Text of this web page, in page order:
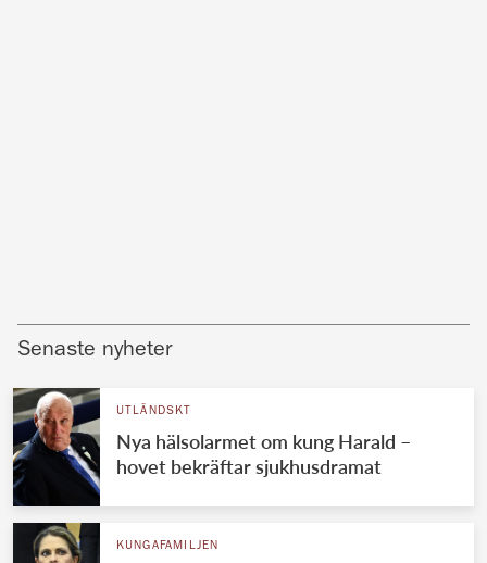
Senaste nyheter
UTLÄNDSKT
Nya hälsolarmet om kung Harald –
hovet bekräftar sjukhusdramat
KUNGAFAMILJEN